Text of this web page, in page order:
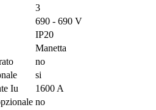
3
690 - 690 V
IP20
Manetta
no
si
Iu
1600 A
no